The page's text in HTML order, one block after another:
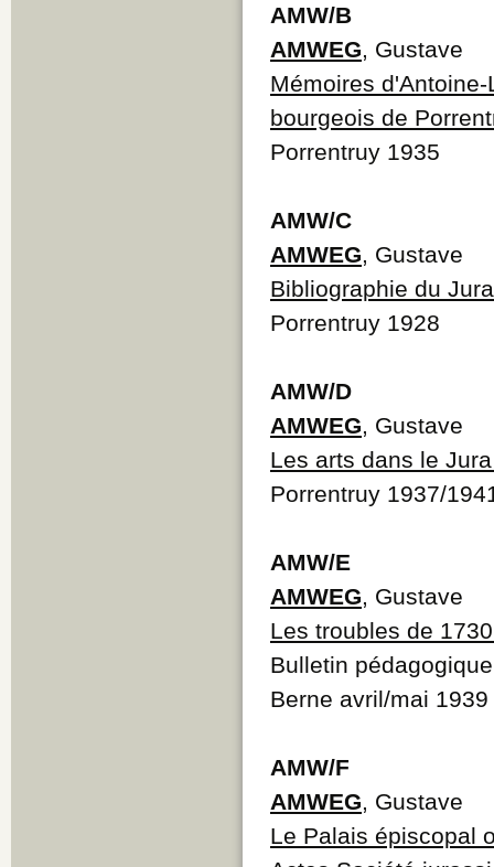
AMW/B
AMWEG , Gustave
Mémoires
bourgeois de
Porrentruy 1935
AMW/C
AMWEG , Gustave
Bibliographie du
Porrentruy 1928
AMW/D
AMWEG , Gustave
Les arts dans le
Porrentruy 1937/
AMW/E
AMWEG , Gustave
Les troubles de
Bulletin
Berne avril/mai 1939
AMW/F
AMWEG , Gustave
Le Palais épiscopal